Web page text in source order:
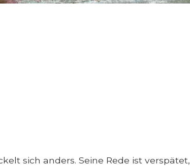
sich anders. Seine Rede ist verspätet,